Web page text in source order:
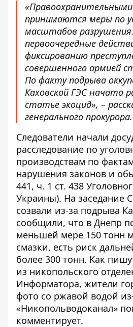
принимаются меры по
масштабов
первоочередные
фиксированию
совершенного армией
По факту подрыва
Каховской ГЭС начато
статье экоцид», –
генерального прокурора.
Следователи начали
расследование по
производствам по
нарушения законов и
441, ч. 1 ст. 438
Украины). На заседание
созвали из-за подрыва
сообщили, что в Днепр
меньшей мере 150 тонн
смазки, есть риск
более 300 тонн. Как
из никопольского
Информатора, жители
фото со ржавой водой
«Никопольводоканал»
комментирует.